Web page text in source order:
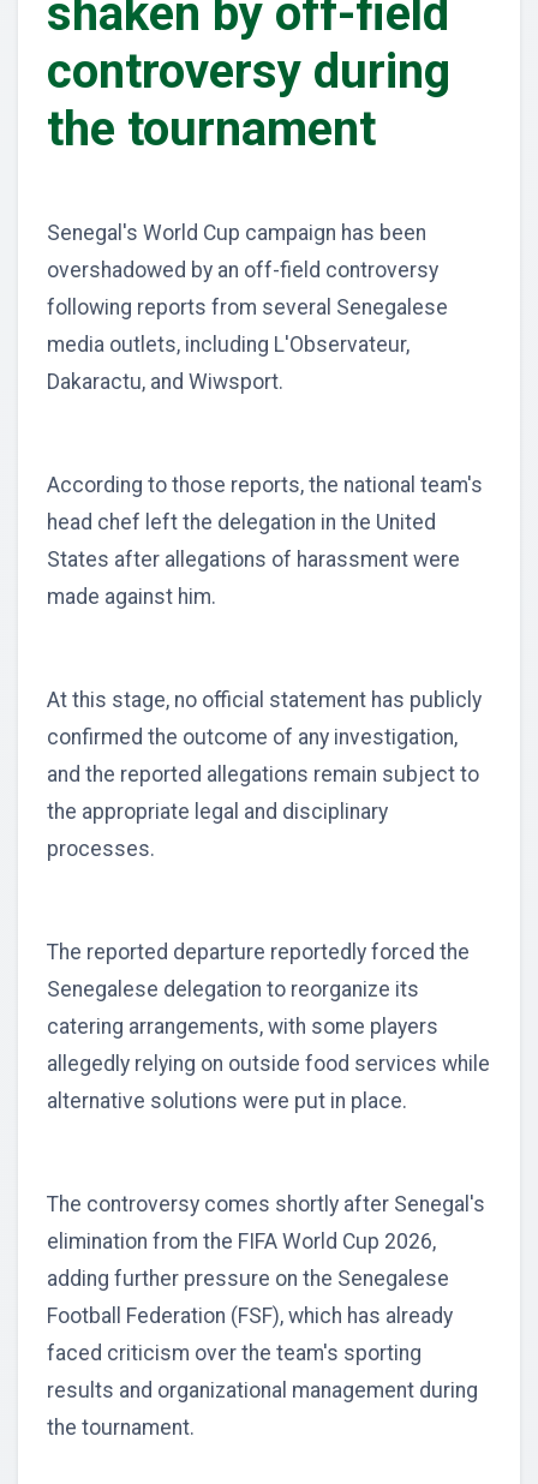
shaken by off-field
controversy during
the tournament
Senegal's World Cup campaign has been
overshadowed by an off-field controversy
following reports from several Senegalese
media outlets, including L'Observateur,
Dakaractu, and Wiwsport.
According to those reports, the national team's
head chef left the delegation in the United
States after allegations of harassment were
made against him.
At this stage, no official statement has publicly
confirmed the outcome of any investigation,
and the reported allegations remain subject to
the appropriate legal and disciplinary
processes.
The reported departure reportedly forced the
Senegalese delegation to reorganize its
catering arrangements, with some players
allegedly relying on outside food services while
alternative solutions were put in place.
The controversy comes shortly after Senegal's
elimination from the FIFA World Cup 2026,
adding further pressure on the Senegalese
Football Federation (FSF), which has already
faced criticism over the team's sporting
results and organizational management during
the tournament.